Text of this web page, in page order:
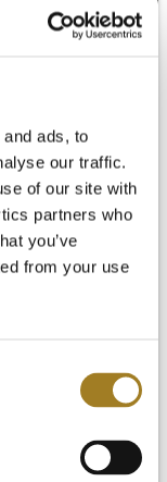
ads, to
our traffic.
of our site with
partners who
you’ve
from your use